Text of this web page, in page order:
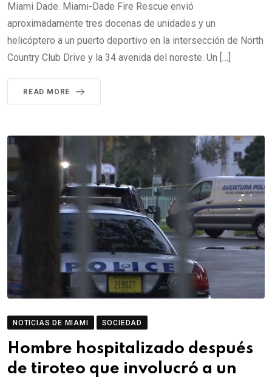
Miami Dade. Miami-Dade Fire Rescue envió
aproximadamente tres docenas de unidades y un
helicóptero a un puerto deportivo en la intersección de North
Country Club Drive y la 34 avenida del noreste. Un […]
READ MORE
NOTICIAS DE MIAMI SOCIEDAD
Hombre hospitalizado después
de tiroteo que involucró a un